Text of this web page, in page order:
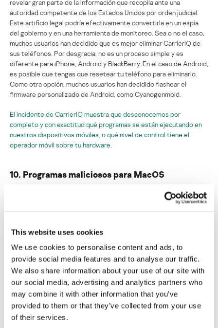
This website uses cookies
We use cookies to personalise content and ads, to
provide social media features and to analyse our traffic.
We also share information about your use of our site with
our social media, advertising and analytics partners who
may combine it with other information that you’ve
provided to them or that they’ve collected from your use
of their services.
revelar gran parte de la información que recopila ante una
autoridad competente de los Estados Unidos por orden judicial.
Este artificio legal podría efectivamente convertirla en un espía
del gobierno y en una herramienta de monitoreo. Sea o no el caso,
muchos usuarios han decidido que es mejor eliminar CarrierIQ de
sus teléfonos. Por desgracia, no es un proceso simple y es
diferente para iPhone, Android y BlackBerry. En el caso de Android,
es posible que tengas que resetear tu teléfono para eliminarlo.
Como otra opción, muchos usuarios han decidido flashear el
firmware personalizado de Android, como Cyanogenmoid.
El incidente de CarrierIQ muestra que desconocemos por
completo y con exactitud qué programas se están ejecutando en
nuestros dispositivos móviles, o qué nivel de control tiene el
operador móvil sobre tu hardware.
10. Programas maliciosos para MacOS
Aunque me doy cuenta de que me convierto en blanco de críticas
por el solo hecho de mencionar los programas maliciosos para Mac
MacSecurity, MacProtector o MacGuard, que son falsos
programas antivirus para Mac OS, aparecieron en mayo de 2011 y
ganaron popularidad con rapidez. Estos programas que se
distribuyen a través de técnicas black-hat SEO en búsquedas de
Google, se basan en la ingeniería social para lograr que el usuario
los descargue, instale y después pague por la versión “completa”.
La mayoría de los que deciden pagar 40 USD por esta supuesta
versión completa, pronto se dan cuenta de que en realidad
pagaron 140 USD, y algunas veces mucho más.